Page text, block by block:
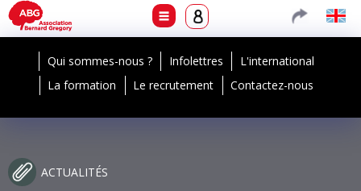
Qui sommes-nous ? Infolettres
L'international
La formation
Le recrutement Contactez-nous
ACTUALITÉS